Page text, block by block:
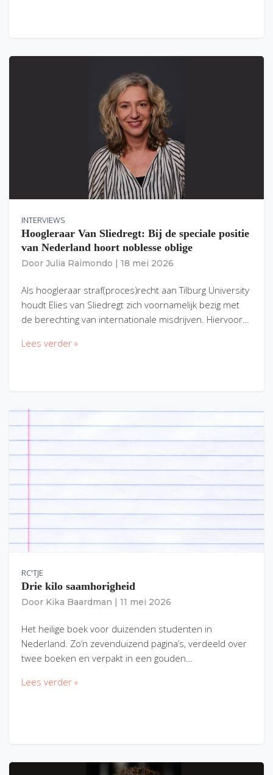
INTERVIEWS
Hoogleraar Van Sliedregt: Bij de speciale positie
van Nederland hoort noblesse oblige
Door Julia Raimondo 18 mei 2026
Als hoogleraar straf(proces)recht aan Tilburg University
houdt Elies van Sliedregt zich voornamelijk bezig met
de berechting van internationale misdrijven. Hiervoor…
Lees verder »
RC'TJE
Drie kilo saamhorigheid
Door Kika Baardman 11 mei 2026
Het heilige boek voor duizenden studenten in
Nederland. Zo’n zevenduizend pagina’s, verdeeld over
twee boeken en verpakt in een gouden…
Lees verder »